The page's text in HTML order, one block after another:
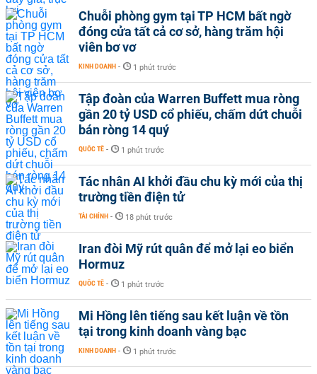
Chuỗi phòng gym tại TP HCM bất ngờ
đóng cửa tất cả cơ sở, hàng trăm hội
viên bơ vơ
KINH DOANH - 1 phút trước
Tập đoàn của Warren Buffett mua ròng
gần 20 tỷ USD cổ phiếu, chấm dứt chuỗi
bán ròng 14 quý
QUỐC TẾ - 1 phút trước
Tác nhân AI khởi đầu chu kỳ mới của thị
trường tiền điện tử
TÀI CHÍNH - 18 phút trước
Iran đòi Mỹ rút quân để mở lại eo biển
Hormuz
QUỐC TẾ - 1 phút trước
Mi Hồng lên tiếng sau kết luận về tồn
tại trong kinh doanh vàng bạc
KINH DOANH - 1 phút trước